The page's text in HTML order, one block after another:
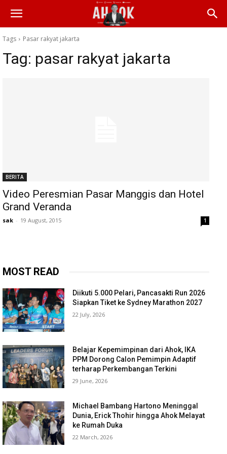
Tags Pasar rakyat jakarta
Tag: pasar rakyat jakarta
BERITA
Video Peresmian Pasar Manggis dan Hotel
Grand Veranda
sak - 19 August, 2015 1
MOST READ
Diikuti 5.000 Pelari, Pancasakti Run 2026
Siapkan Tiket ke Sydney Marathon 2027
22 July, 2026
Belajar Kepemimpinan dari Ahok, IKA
PPM Dorong Calon Pemimpin Adaptif
terharap Perkembangan Terkini
29 June, 2026
Michael Bambang Hartono Meninggal
Dunia, Erick Thohir hingga Ahok Melayat
ke Rumah Duka
22 March, 2026